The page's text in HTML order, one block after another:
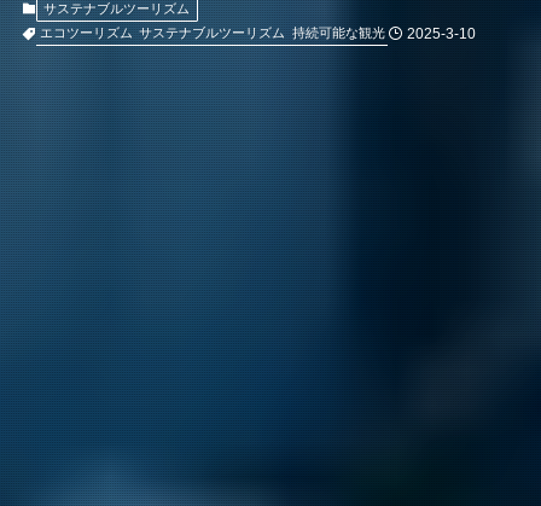
サステナブルツーリズム
エコツーリズム サステナブルツーリズム 持続可能な観光 2025-3-10